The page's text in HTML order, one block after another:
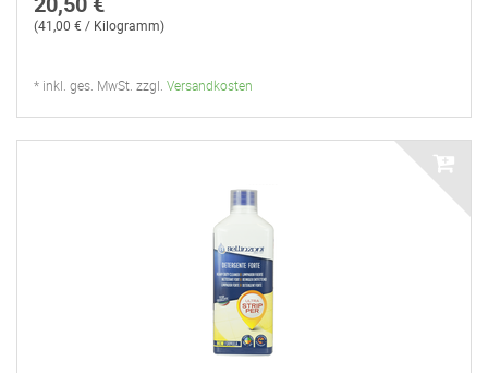
(41,00 € / Kilogramm)
* inkl. ges. MwSt. zzgl. Versandkosten